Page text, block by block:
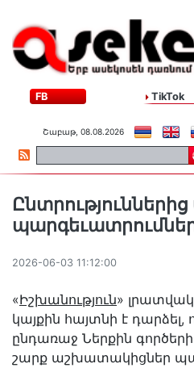
FB TikTok
Շաբաթ, 08.08.2026
պարգեւատրումներ
2026-06-03 11:12:00
«Իշխանություն»
կայքին հայտնի է դարձել,
ընդառաջ Ներքին
շարք աշխատակիցներ